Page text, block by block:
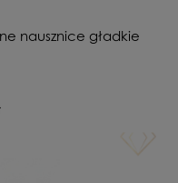
nausznice gładkie